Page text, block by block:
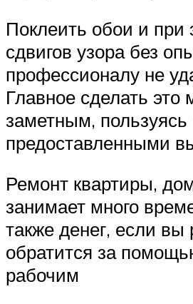
Поклеить обои и при
сдвигов узора без
профессионалу не
Главное сделать это
заметным, пользуясь
предоставленными
Ремонт квартиры,
занимает много
также денег, если
обратится за
рабочим